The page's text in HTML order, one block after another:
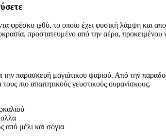
φρέσκο ιχθύ, το οποίο έχει φυσική λάμψη και
προστατευμένο από την αέρα, προκειμένου
παρασκευή μαγιάτικου ψαριού. Από την
πιο απαιτητικούς γευστικούς ουρανίσκους.
από μέλι και σόγια